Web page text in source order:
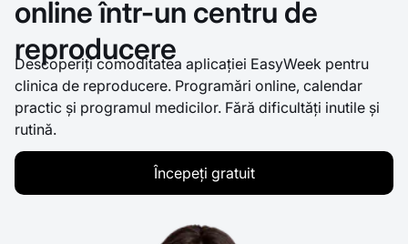
online într-un centru de
reproducere
Descoperiți comoditatea aplicației EasyWeek pentru
clinica de reproducere. Programări online, calendar
practic și programul medicilor. Fără dificultăți inutile și
rutină.
Începeți gratuit